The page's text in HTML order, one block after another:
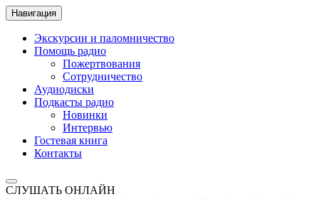
Навигация
Экскурсии и паломничество
Помощь радио
Пожертвования
Сотрудничество
Аудиодиски
Подкасты радио
Новинки
Интервью
Гостевая книга
Контакты
СЛУШАТЬ ОНЛАЙН